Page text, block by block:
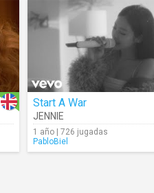
Start A War
JENNIE
1 año | 726 jugadas
PabloBiel